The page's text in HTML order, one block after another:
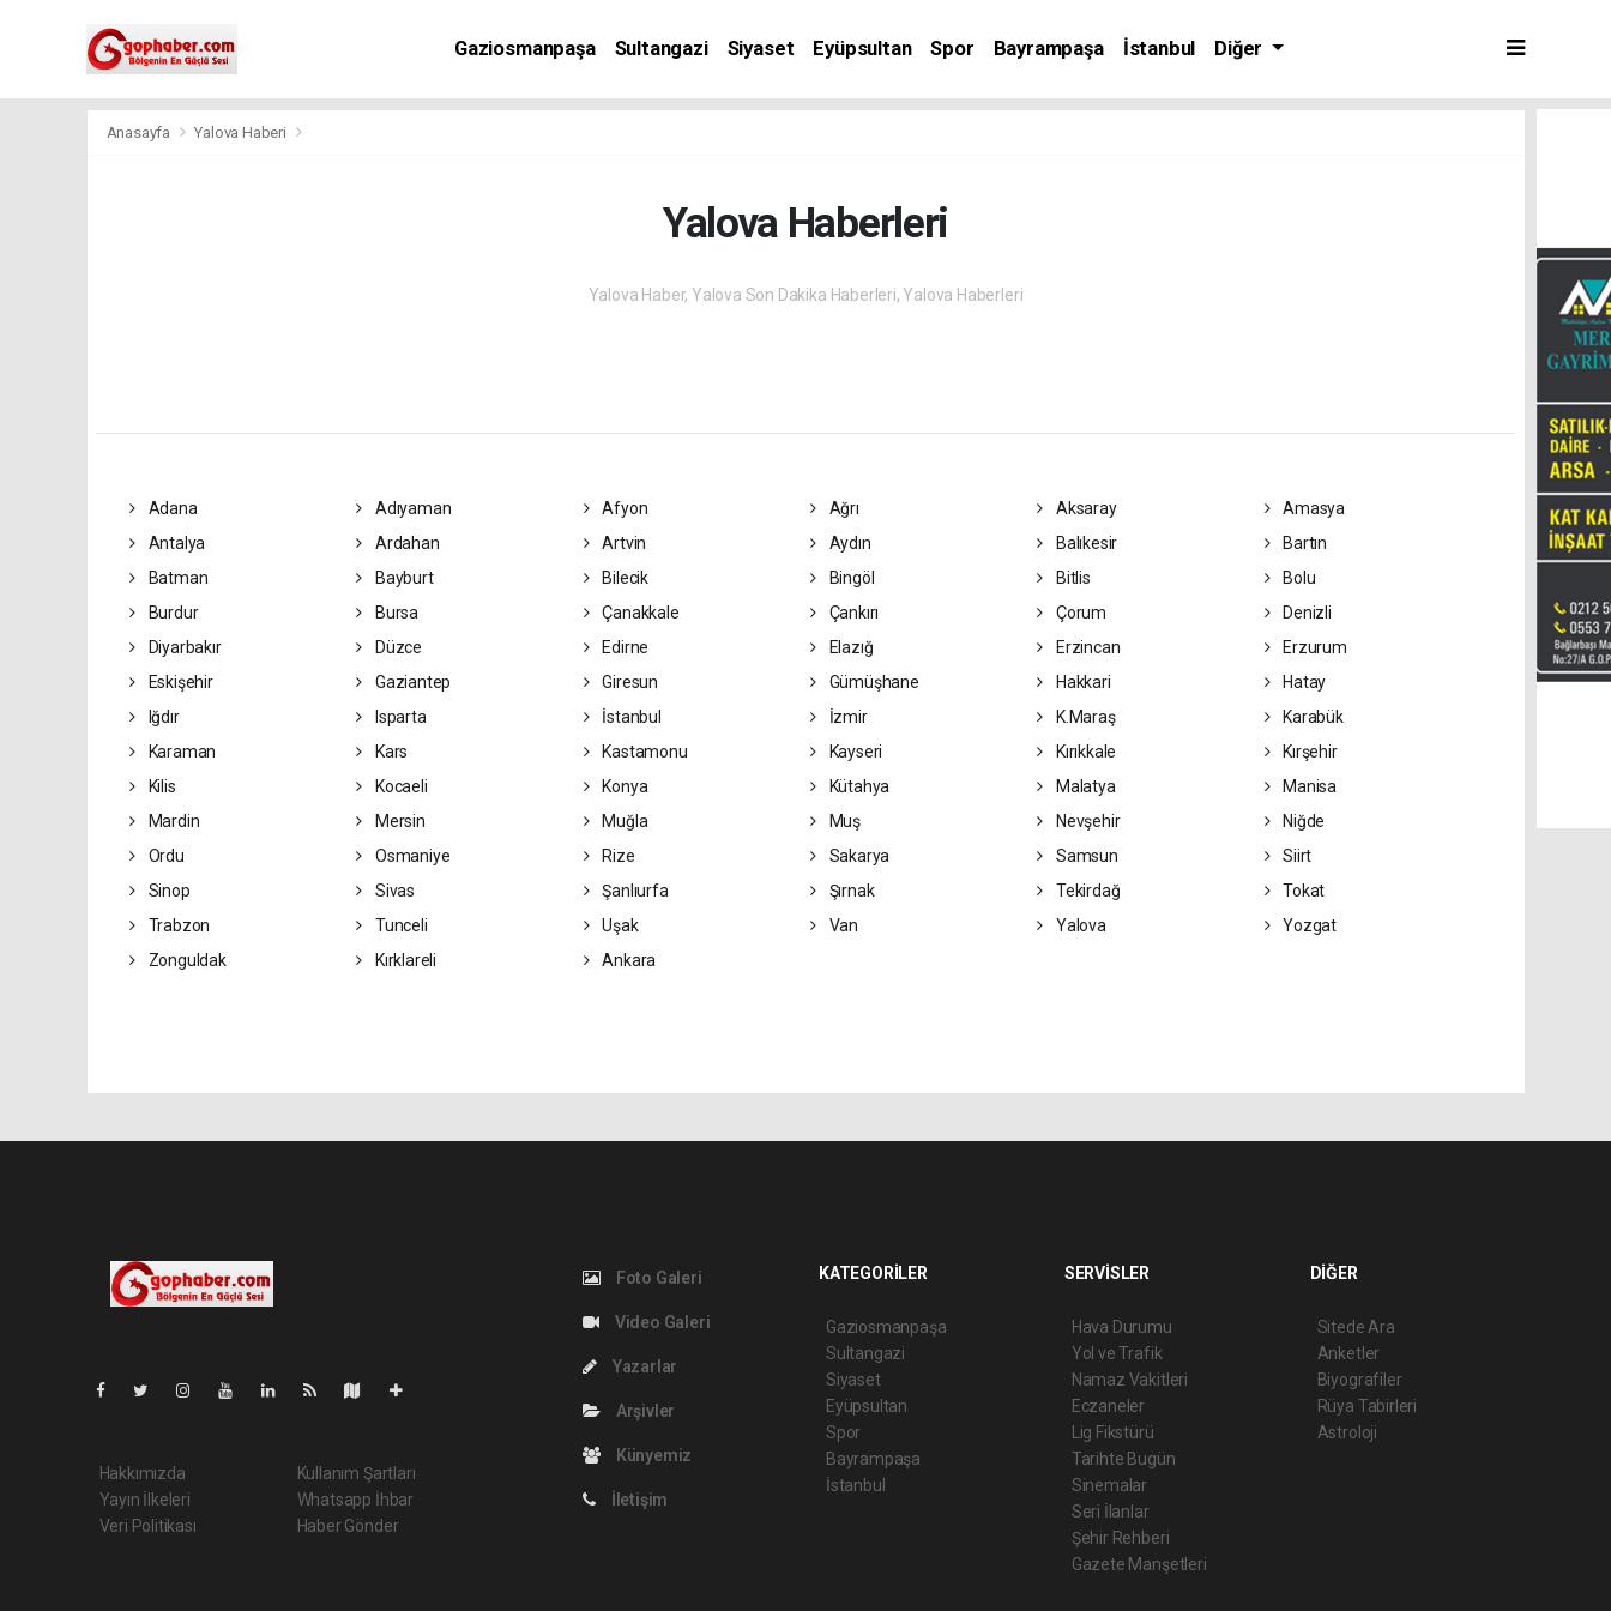
Gaziosmanpaşa Sultangazi Siyaset Eyüpsultan Spor Bayrampaşa İstanbul Diğer
Anasayfa Yalova Haberi
Yalova Haberleri
Yalova Haber, Yalova Son Dakika Haberleri, Yalova Haberleri
Adana Adıyaman Afyon Ağrı Aksaray
Amasya
Antalya
Ardahan Artvin Aydın Balıkesir
Bartın
Batman
Bayburt Bilecik Bingöl Bitlis
Bolu
Burdur
Bursa Çanakkale Çankırı Çorum
Denizli
Diyarbakır
Düzce Edirne Elazığ Erzincan
Erzurum
Eskişehir
Gaziantep Giresun Gümüşhane Hakkari
Hatay
Iğdır
Isparta İstanbul İzmir K.Maraş
Karabük
Karaman
Kars Kastamonu Kayseri Kırıkkale
Kırşehir
Kilis
Kocaeli Konya Kütahya Malatya
Manisa
Mardin
Mersin Muğla Muş Nevşehir
Niğde
Ordu
Osmaniye Rize Sakarya Samsun
Siirt
Sinop
Sivas Şanlıurfa Şırnak Tekirdağ
Tokat
Trabzon
Tunceli Uşak Van Yalova
Yozgat
Zonguldak
Kırklareli Ankara
Hakkımızda
Yayın İlkeleri
Veri Politikası
Kullanım Şartları
Whatsapp İhbar
Haber Gönder
Foto Galeri
Video Galeri
Yazarlar
Arşivler
Künyemiz
İletişim
KATEGORİLER
Gaziosmanpaşa
Sultangazi
Siyaset
Eyüpsultan
Spor
Bayrampaşa
İstanbul
SERVİSLER
Hava Durumu
Yol ve Trafik
Namaz Vakitleri
Eczaneler
Lig Fikstürü
Tarihte Bugün
Sinemalar
Seri İlanlar
Şehir Rehberi
Gazete Manşetleri
DİĞER
Sitede Ara
Anketler
Biyografiler
Rüya Tabirleri
Astroloji